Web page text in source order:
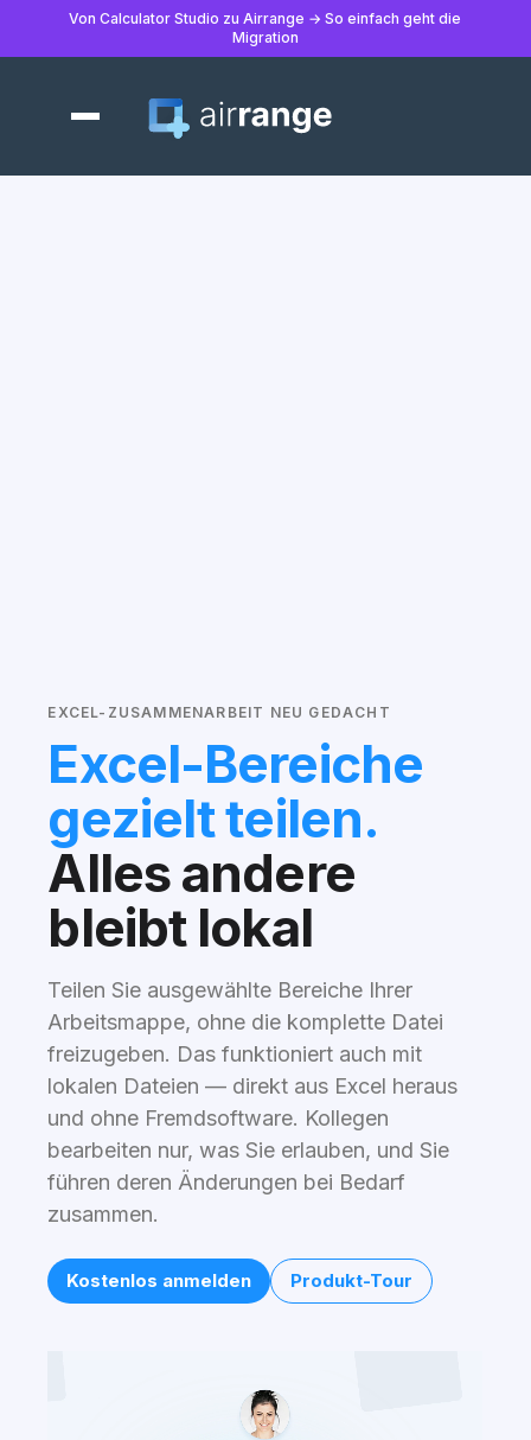
Von Calculator Studio zu Airrange → So einfach geht die
Migration
EXCEL-ZUSAMMENARBEIT NEU GEDACHT
Excel-Bereiche
gezielt teilen.
Alles andere
bleibt lokal
Teilen Sie ausgewählte Bereiche Ihrer
Arbeitsmappe, ohne die komplette Datei
freizugeben. Das funktioniert auch mit
lokalen Dateien — direkt aus Excel heraus
und ohne Fremdsoftware. Kollegen
bearbeiten nur, was Sie erlauben, und Sie
führen deren Änderungen bei Bedarf
zusammen.
Kostenlos anmelden Produkt-Tour